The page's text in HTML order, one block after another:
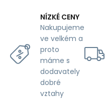
NÍZKÉ CENY
Nakupujeme
ve velkém a
proto
máme s
dodavately
dobré
vztahy